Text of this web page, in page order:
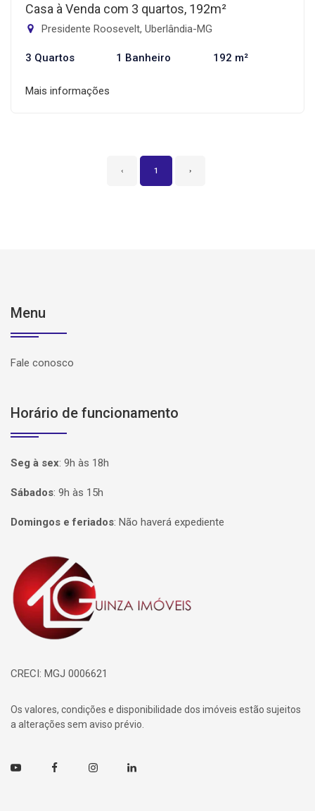
Casa à Venda com 3 quartos, 192m²
Presidente Roosevelt, Uberlândia-MG
3 Quartos 1 Banheiro 192 m²
Mais informações
‹ 1 ›
Menu
Fale conosco
Horário de funcionamento
Seg à sex: 9h às 18h
Sábados: 9h às 15h
Domingos e feriados: Não haverá expediente
Página inicial
CRECI: MGJ 0006621
Os valores, condições e disponibilidade dos imóveis estão sujeitos
a alterações sem aviso prévio.
Youtube FacebookInstagramLinkedin